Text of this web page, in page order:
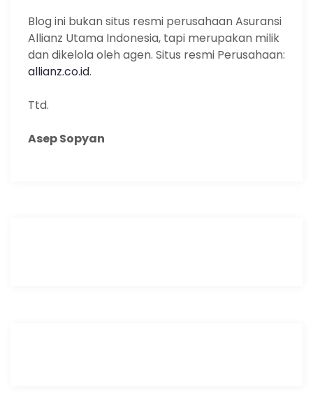
Blog ini bukan situs resmi perusahaan Asuransi
Allianz Utama Indonesia, tapi merupakan milik
dan dikelola oleh agen. Situs resmi Perusahaan:
allianz.co.id.
Ttd.
Asep Sopyan